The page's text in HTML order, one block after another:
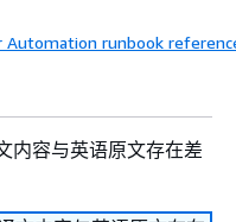
Automation runbook
内容与英语原文存在差